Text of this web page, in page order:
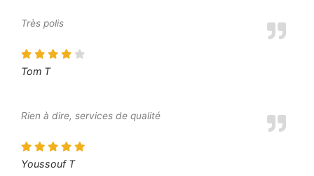
Très polis
Tom T
Rien à dire, services de qualité
Youssouf T